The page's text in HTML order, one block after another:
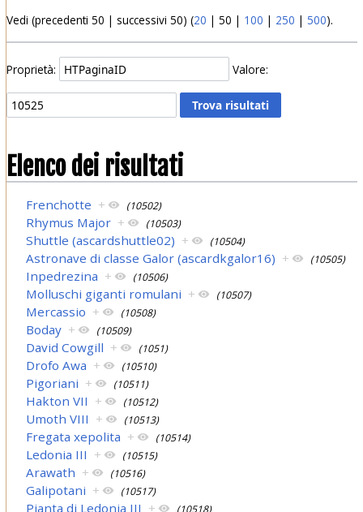
Vedi (precedenti 50 | successivi 50) (20 | 50 | 100 | 250 | 500).
Proprietà: Valore:
Elenco dei risultati
Frenchotte + (10502)
Rhymus Major + (10503)
Shuttle (ascardshuttle02) + (10504)
Astronave di classe Galor (ascardkgalor16) + (10505)
Inpedrezina + (10506)
Molluschi giganti romulani + (10507)
Mercassio + (10508)
Boday + (10509)
David Cowgill + (1051)
Drofo Awa + (10510)
Pigoriani + (10511)
Hakton VII + (10512)
Umoth VIII + (10513)
Fregata xepolita + (10514)
Ledonia III + (10515)
Arawath + (10516)
Galipotani + (10517)
Pianta di Ledonia III + (10518)